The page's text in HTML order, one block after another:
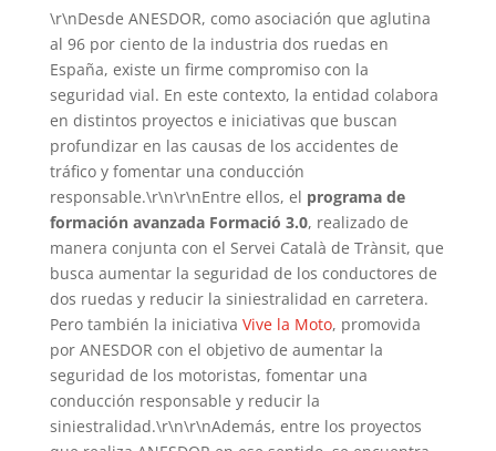
\r\nDesde ANESDOR, como asociación que aglutina
al 96 por ciento de la industria dos ruedas en
España, existe un firme compromiso con la
seguridad vial. En este contexto, la entidad colabora
en distintos proyectos e iniciativas que buscan
profundizar en las causas de los accidentes de
tráfico y fomentar una conducción
responsable.\r\n\r\nEntre ellos, el programa de
formación avanzada Formació 3.0, realizado de
manera conjunta con el Servei Català de Trànsit, que
busca aumentar la seguridad de los conductores de
dos ruedas y reducir la siniestralidad en carretera.
Pero también la iniciativa Vive la Moto, promovida
por ANESDOR con el objetivo de aumentar la
seguridad de los motoristas, fomentar una
conducción responsable y reducir la
siniestralidad.\r\n\r\nAdemás, entre los proyectos